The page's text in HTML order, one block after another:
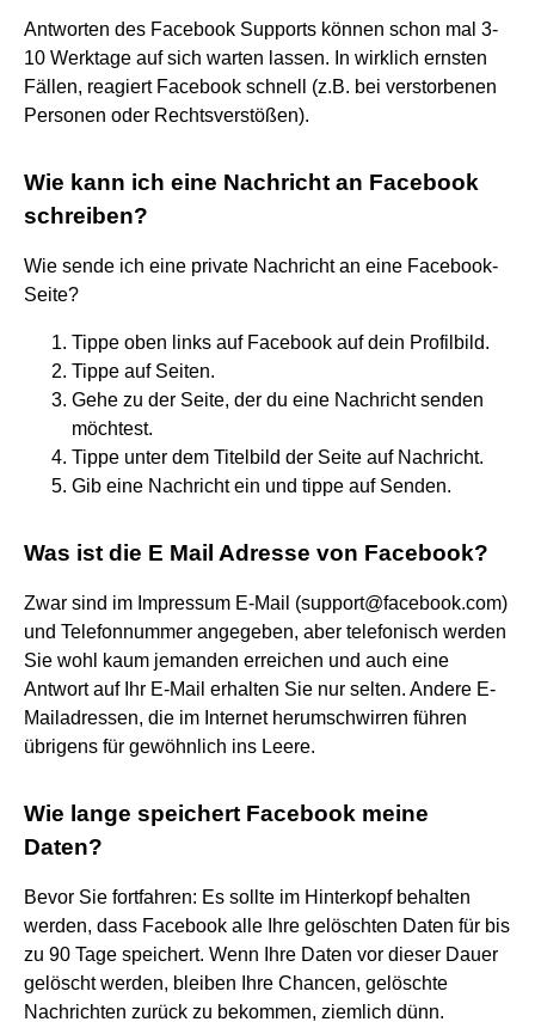
Antworten des Facebook Supports können schon mal 3-
10 Werktage auf sich warten lassen. In wirklich ernsten
Fällen, reagiert Facebook schnell (z.B. bei verstorbenen
Personen oder Rechtsverstößen).
Wie kann ich eine Nachricht an Facebook
schreiben?
Wie sende ich eine private Nachricht an eine Facebook-
Seite?
Tippe oben links auf Facebook auf dein Profilbild.
Tippe auf Seiten.
Gehe zu der Seite, der du eine Nachricht senden
möchtest.
Tippe unter dem Titelbild der Seite auf Nachricht.
Gib eine Nachricht ein und tippe auf Senden.
Was ist die E Mail Adresse von Facebook?
Zwar sind im Impressum E-Mail (support@facebook.com)
und Telefonnummer angegeben, aber telefonisch werden
Sie wohl kaum jemanden erreichen und auch eine
Antwort auf Ihr E-Mail erhalten Sie nur selten. Andere E-
Mailadressen, die im Internet herumschwirren führen
übrigens für gewöhnlich ins Leere.
Wie lange speichert Facebook meine
Daten?
Bevor Sie fortfahren: Es sollte im Hinterkopf behalten
werden, dass Facebook alle Ihre gelöschten Daten für bis
zu 90 Tage speichert. Wenn Ihre Daten vor dieser Dauer
gelöscht werden, bleiben Ihre Chancen, gelöschte
Nachrichten zurück zu bekommen, ziemlich dünn.